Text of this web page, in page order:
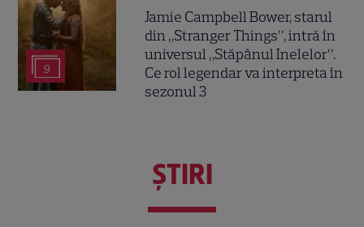
9
Jamie Campbell Bower, starul
din „Stranger Things”, intră în
universul „Stăpânul Inelelor”.
Ce rol legendar va interpreta în
sezonul 3
ŞTIRI